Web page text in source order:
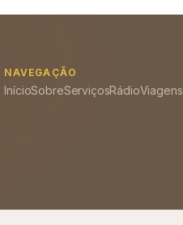
NAVEGAÇÃO
InícioSobreServiçosRádioViagens